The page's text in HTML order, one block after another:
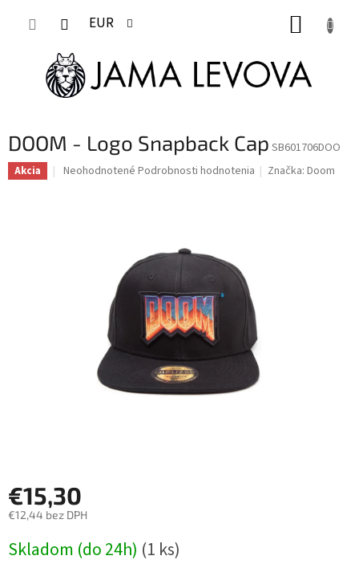
EUR
DOOM - Logo Snapback Cap SB601706DOO
Akcia
Priemerné
Neohodnotené Podrobnosti hodnotenia Značka:Doom
€15,30
€12,44 bez DPH
cena:
Skladom (do 24h) (1 ks)